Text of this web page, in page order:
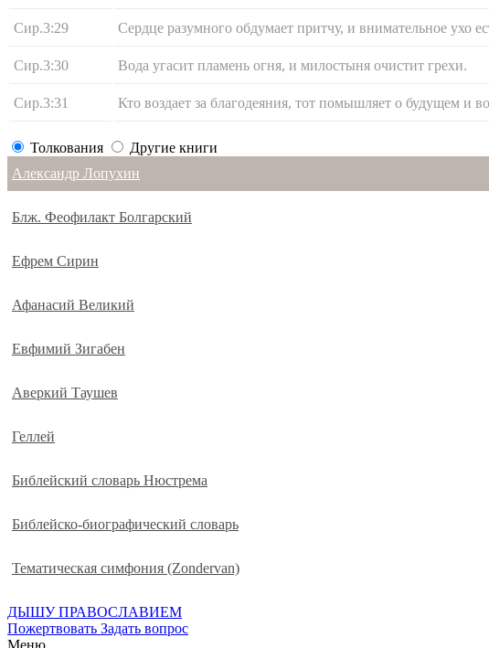
Сир.3:29 Сердце разумного обдумает притчу, и внимательное ухо
Сир.3:30 Вода угасит пламень огня, и милостыня очистит грехи.
Сир.3:31 Кто воздает за благодеяния, тот помышляет о будущем и
Толкования
Другие книги
Александр Лопухин
Блж. Феофилакт Болгарский
Ефрем Сирин
Афанасий Великий
Евфимий Зигабен
Аверкий Таушев
Геллей
Библейский словарь Нюстрема
Библейско-биографический словарь
Тематическая симфония (Zondervan)
ДЫШУ ПРАВОСЛАВИЕМ
Пожертвовать Задать вопрос